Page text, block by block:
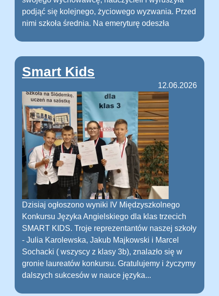
podjąć się kolejnego, życiowego wyzwania. Przed
nimi szkoła średnia. Na emeryturę odeszła
Smart Kids
12.06.2026
Dzisiaj ogłoszono wyniki IV Międzyszkolnego
Konkursu Języka Angielskiego dla klas trzecich
SMART KIDS. Troje reprezentantów naszej szkoły
- Julia Karolewska, Jakub Majkowski i Marcel
Sochacki ( wszyscy z klasy 3b), znalazło się w
gronie laureatów konkursu. Gratulujemy i życzymy
dalszych sukcesów w nauce języka...